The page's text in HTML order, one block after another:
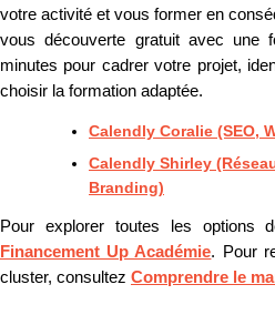
votre activité et vous former en
vous découverte gratuit avec une
minutes pour cadrer votre projet,
choisir la formation adaptée.
Calendly Coralie (SEO,
Calendly Shirley
Branding)
Pour explorer toutes les options
Financement Up Académie. Pour
cluster, consultez Comprendre le